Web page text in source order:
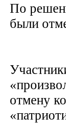
По
были
отмену